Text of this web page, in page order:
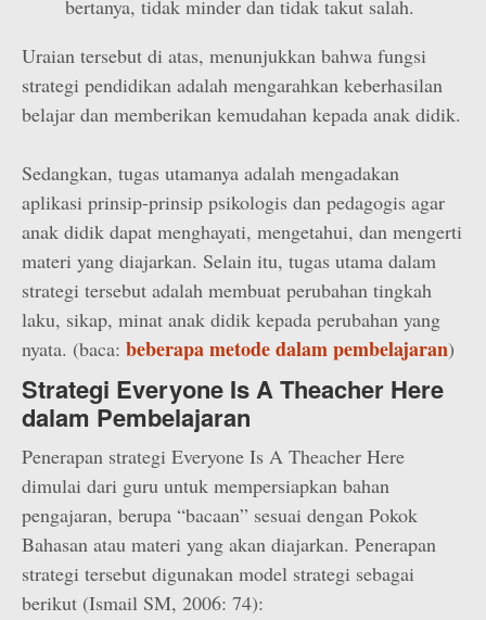
bertanya, tidak minder dan tidak takut salah.
Uraian tersebut di atas, menunjukkan bahwa fungsi
strategi pendidikan adalah mengarahkan keberhasilan
belajar dan memberikan kemudahan kepada anak didik.
Sedangkan, tugas utamanya adalah mengadakan
aplikasi prinsip-prinsip psikologis dan pedagogis agar
anak didik dapat menghayati, mengetahui, dan mengerti
materi yang diajarkan. Selain itu, tugas utama dalam
strategi tersebut adalah membuat perubahan tingkah
laku, sikap, minat anak didik kepada perubahan yang
nyata. (baca: beberapa metode dalam pembelajaran)
Strategi Everyone Is A Theacher Here
dalam Pembelajaran
Penerapan strategi Everyone Is A Theacher Here
dimulai dari guru untuk mempersiapkan bahan
pengajaran, berupa “bacaan” sesuai dengan Pokok
Bahasan atau materi yang akan diajarkan. Penerapan
strategi tersebut digunakan model strategi sebagai
berikut (Ismail SM, 2006: 74):